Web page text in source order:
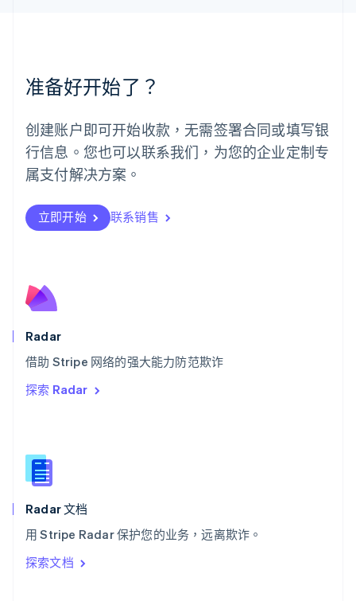
准备好开始了？
创建账户即可开始收款，无需签署合同或填写银
行信息。您也可以联系我们，为您的企业定制专
属支付解决方案。
立即开始 联系销售
Radar
借助 Stripe 网络的强大能力防范欺诈
探索 Radar
Radar 文档
用 Stripe Radar 保护您的业务，远离欺诈。
探索文档
English
葡萄牙
日本
日本語English
瑞典
SvenskaEnglish
Deutsch FrançaisItaliano English
塞浦路斯
斯洛文尼亚
English
ไทย
希腊
English
西班牙
新西兰
English
匈牙利
English
ItalianoEnglish
印度
English